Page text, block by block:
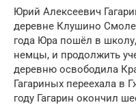
Юрий Алексеевич
деревне Клушино
года Юра пошёл в
немцы, и продолжить
деревню освободила
Гагариных переехала в
году Гагарин окончил